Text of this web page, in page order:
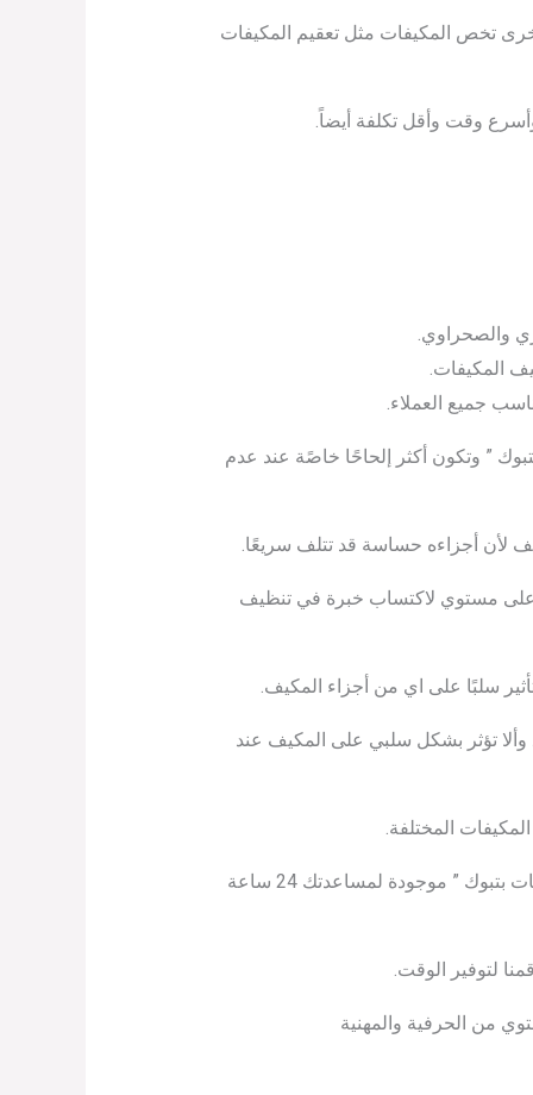
تخص المكيفات مثل تعقيم المكيفات
وقت وأقل تكلفة أيضاً.
والصحراوي.
المكيفات.
جميع العملاء.
” وتكون أكثر إلحاحًا خاصًة عند عدم
لأن أجزاءه حساسة قد تتلف سريعًا.
مستوي لاكتساب خبرة في تنظيف
سلبًا على اي من أجزاء المكيف.
وألا تؤثر بشكل سلبي على المكيف عند
المختلفة.
إذا بحاجة إلى تنظيف مكيفك بطريقة سليمة وتجد صعوبة في فك وتركيب أجزاءه لتنظيفه؟. “شركة تنظيف مكيفات بتبوك ” موجودة لمساعدتك 24 ساعة
لتوفير الوقت.
من الحرفية والمهنية